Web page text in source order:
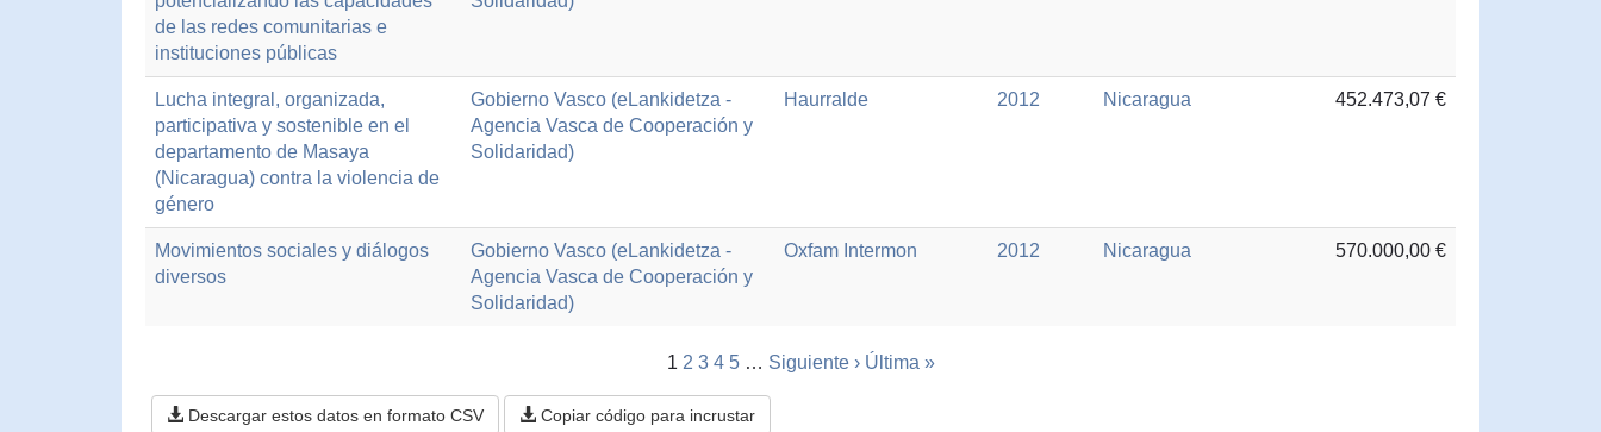
de las redes comunitarias e
instituciones públicas
Lucha integral, organizada,
participativa y sostenible en el
departamento de Masaya
(Nicaragua) contra la violencia de
género
Gobierno Vasco (eLankidetza -
Agencia Vasca de Cooperación y
Solidaridad)
Haurralde 2012 Nicaragua 452.473,07 €
Movimientos sociales y diálogos
diversos
Gobierno Vasco (eLankidetza -
Agencia Vasca de Cooperación y
Solidaridad)
Oxfam Intermon 2012 Nicaragua 570.000,00 €
1 2 3 4 5 … Siguiente › Última »
Descargar estos datos en formato CSV Copiar código para incrustar